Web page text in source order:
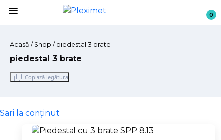
menu 0
Acasă / Shop / piedestal 3 brate
piedestal 3 brate
Copiază legătura
Sari la conținut